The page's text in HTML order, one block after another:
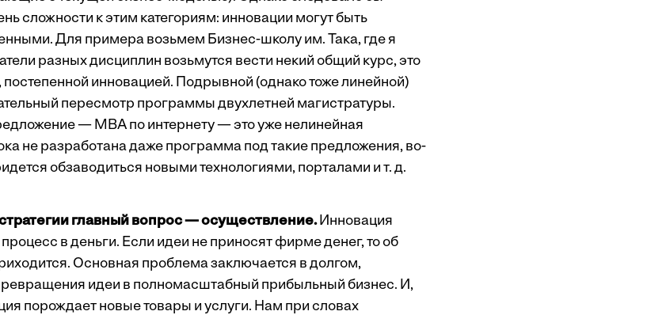
сложности к этим категориям: инновации могут быть
Для примера возьмем Бизнес-школу им. Така, где я
разных дисциплин возьмутся вести некий общий курс, это
инновацией. Подрывной (однако тоже линейной)
пересмотр программы двухлетней магистратуры.
— MBA по интернету — это уже нелинейная
не разработана даже программа под такие предложения, во-
обзаводиться новыми технологиями, порталами и т. д.
главный вопрос — осуществление.Инновация
в деньги. Если идеи не приносят фирме денег, то об
Основная проблема заключается в долгом,
идеи в полномасштабный прибыльный бизнес. И,
порождает новые товары и услуги. Нам при словах